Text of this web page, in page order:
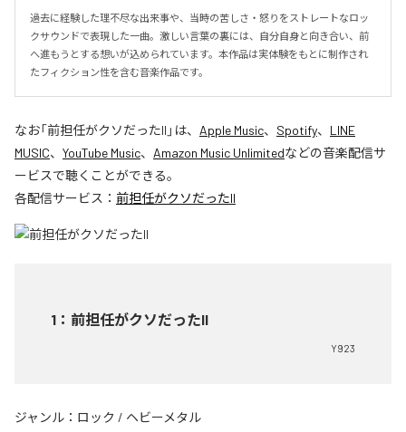
過去に経験した理不尽な出来事や、当時の苦しさ・怒りをストレートなロッ
クサウンドで表現した一曲。激しい言葉の裏には、自分自身と向き合い、前
へ進もうとする想いが込められています。本作品は実体験をもとに制作され
たフィクション性を含む音楽作品です。
なお「前担任がクソだったII 」は、 Apple Music、 Spotify、 LINE
MUSIC、 YouTube Music、 Amazon Music Unlimitedなどの音楽配信サ
ービスで聴くことができる。
各配信サービス： 前担任がクソだったII
1 ： 前担任がクソだったII
Y923
ジャンル： ロック / ヘビーメタル